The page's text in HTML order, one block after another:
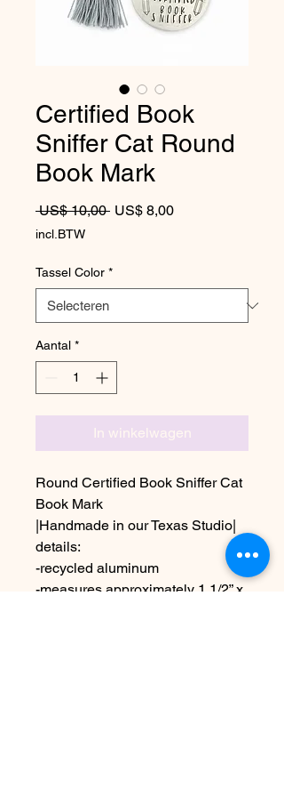
Certified Book
Sniffer Cat Round
Book Mark
US$ 10,00 Normale prijs
US$ 8,00Verkoopprijs
incl.BTW
Tassel Color *
Aantal *
In winkelwagen
Round Certified Book Sniffer Cat
Book Mark
|Handmade in our Texas Studio|
details:
-recycled aluminum
-measures approximately 1 1/2” x